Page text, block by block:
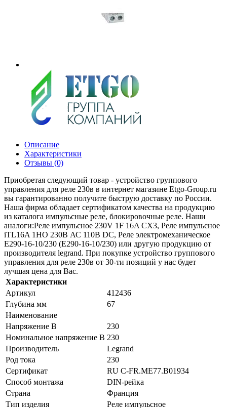
Описание
Характеристики
Отзывы (0)
Приобретая следующий товар - устройство группового
управления для реле 230в в интернет магазине Etgo-Group.ru
вы гарантированно получите быструю доставку по России.
Наша фирма обладает сертификатом качества на продукцию
из каталога импульсные реле, блокировочные реле. Наши
аналоги:Реле импульсное 230V 1F 16A CX3, Реле импульсное
iTL16A 1НО 230В АС 110В DC, Реле электромеханическое
E290-16-10/230 (E290-16-10/230) или другую продукцию от
производителя legrand. При покупке устройство группового
управления для реле 230в от 30-ти позиций у нас будет
лучшая цена для Вас.
Характеристики
Артикул
412436
Глубина мм
67
Наименование
Напряжение В
230
Номинальное напряжение В 230
Производитель
Legrand
Род тока
230
Сертификат
RU C-FR.ME77.B01934
Способ монтажа
DIN-рейка
Страна
Франция
Тип изделия
Реле импульсное